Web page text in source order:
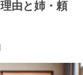
由と姉・頼